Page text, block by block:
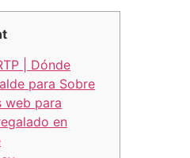
| Dónde
para Sobre
web para
en